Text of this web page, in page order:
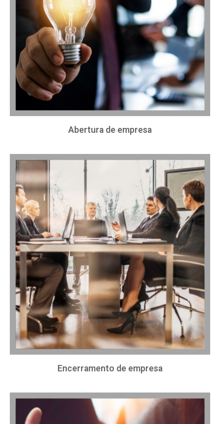
Abertura de empresa
Encerramento de empresa